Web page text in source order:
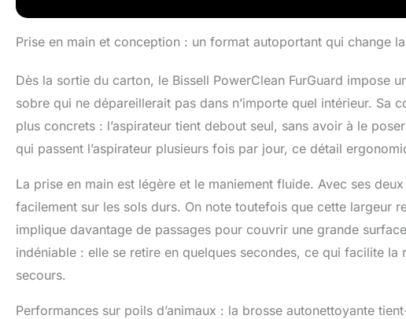
facilement de l'aspirateur
votre aspirateur
ou des dommages.
FILTRE HEPA : capture
squames, pour un
rapidement les coins et
Batterie amovible
Prise en main et conception : un format autoportant qui change
Dès la sortie du carton, le Bissell PowerClean FurGuard impose
sobre qui ne dépareillerait pas dans n’importe quel intérieur. Sa
plus concrets : l’aspirateur tient debout seul, sans avoir à le
qui passent l’aspirateur plusieurs fois par jour, ce détail
La prise en main est légère et le maniement fluide. Avec ses
facilement sur les sols durs. On note toutefois que cette largeur
implique davantage de passages pour couvrir une grande
indéniable : elle se retire en quelques secondes, ce qui facilite la
secours.
Performances sur poils d’animaux : la brosse autonettoyante